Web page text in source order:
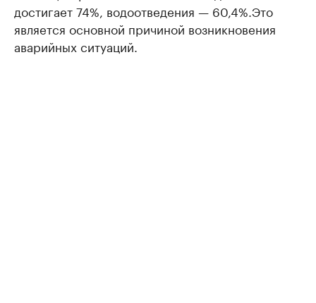
достигает 74%, водоотведения — 60,4%.Это
является основной причиной возникновения
аварийных ситуаций.